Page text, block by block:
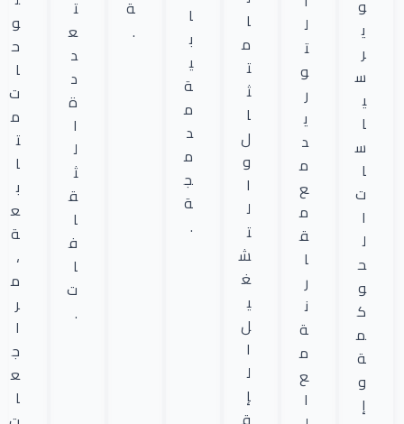
و
ي
ر
س
ي
ا
س
ا
ت
ا
ل
ح
و
ك
م
ة
و
إ
ل
ت
و
ر
ي
د
م
ع
م
ق
ا
ر
ن
ة
م
ع
ا
ا
م
ت
ث
ا
ل
و
ا
ل
ت
ش
غ
ي
ل
ا
ل
إ
ا
ب
ي
ة
م
د
م
ج
ة
.
ة
.
ت
ع
د
د
ة
ا
ل
ث
ق
ا
ف
ا
ت
.
و
ح
ا
ت
م
ت
ا
ب
ع
ة
،
م
ر
ا
ج
ع
ا